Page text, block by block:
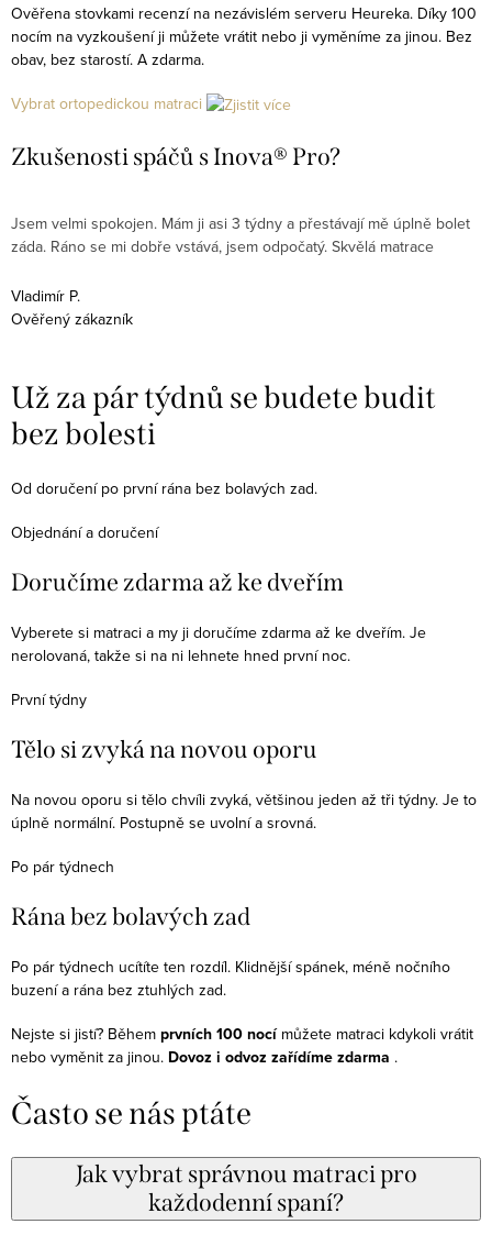
Ověřena stovkami recenzí na nezávislém serveru Heureka. Díky 100
nocím na vyzkoušení ji můžete vrátit nebo ji vyměníme za jinou. Bez
obav, bez starostí. A zdarma.
Vybrat ortopedickou matraci
Zkušenosti spáčů s Inova® Pro?
Jsem velmi spokojen. Mám ji asi 3 týdny a přestávají mě úplně bolet
záda. Ráno se mi dobře vstává, jsem odpočatý. Skvělá matrace
Vladimír P.
Ověřený zákazník
Už za pár týdnů se budete budit
bez bolesti
Od doručení po první rána bez bolavých zad.
Objednání a doručení
Doručíme zdarma až ke dveřím
Vyberete si matraci a my ji doručíme zdarma až ke dveřím. Je
nerolovaná, takže si na ni lehnete hned první noc.
První týdny
Tělo si zvyká na novou oporu
Na novou oporu si tělo chvíli zvyká, většinou jeden až tři týdny. Je to
úplně normální. Postupně se uvolní a srovná.
Po pár týdnech
Rána bez bolavých zad
Po pár týdnech ucítíte ten rozdíl. Klidnější spánek, méně nočního
buzení a rána bez ztuhlých zad.
Nejste si jistí? Během prvních 100 nocímůžete matraci kdykoli vrátit
nebo vyměnit za jinou. Dovoz i odvoz zařídíme zdarma .
Často se nás ptáte
Jak vybrat správnou matraci pro
každodenní spaní?